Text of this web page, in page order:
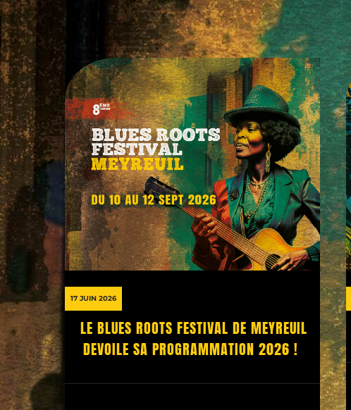
17 JUIN 2026
LE BLUES ROOTS FESTIVAL DE MEYREUIL
DEVOILE SA PROGRAMMATION 2026 !